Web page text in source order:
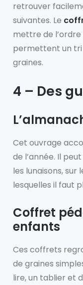
retrouver
suivantes. Le
mettre de
permettent un tri
graines.
4 – Des
Cet ouvrage
de l’année. Il
les lunaisons,
lesquelles il faut
Coffret
enfants
Ces coffrets
de graines
lire, un tablier et